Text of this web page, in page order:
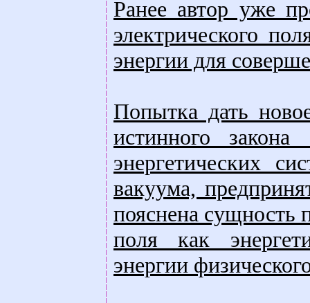
Ранее автор уже
электрического
энергии для
Попытка дать
истинного
энергетических
вакуума,
пояснена сущность
поля как
энергии